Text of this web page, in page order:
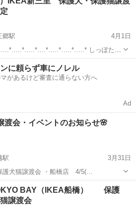
郷駅
4月1日
しっぽたち
sippotatinomon...
その他
に頼らず車にノレル
があるけど審査に通らない方へ
Ad
渡会・イベントのお知らせ🌸
駅
3月31日
護犬猫譲渡会 ・船橋店 4/5(…
譲渡会